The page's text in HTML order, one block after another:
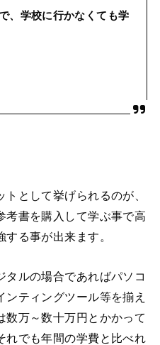
、学校に行かなくても学
として挙げられるのが、
考書を購入して学ぶ事で高
る事が出来ます。
タルの場合であればパソコ
ンティングツール等を揃え
数万～数十万円とかかって
れでも年間の学費と比べれ